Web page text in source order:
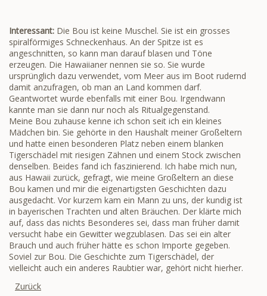
Interessant: Die Bou ist keine Muschel. Sie ist ein grosses
spiralförmiges Schneckenhaus. An der Spitze ist es
angeschnitten, so kann man darauf blasen und Töne
erzeugen. Die Hawaiianer nennen sie so. Sie wurde
ursprünglich dazu verwendet, vom Meer aus im Boot rudernd
damit anzufragen, ob man an Land kommen darf.
Geantwortet wurde ebenfalls mit einer Bou. Irgendwann
kannte man sie dann nur noch als Ritualgegenstand.
Meine Bou zuhause kenne ich schon seit ich ein kleines
Mädchen bin. Sie gehörte in den Haushalt meiner Großeltern
und hatte einen besonderen Platz neben einem blanken
Tigerschädel mit riesigen Zähnen und einem Stock zwischen
denselben. Beides fand ich faszinierend. Ich habe mich nun,
aus Hawaii zurück, gefragt, wie meine Großeltern an diese
Bou kamen und mir die eigenartigsten Geschichten dazu
ausgedacht. Vor kurzem kam ein Mann zu uns, der kundig ist
in bayerischen Trachten und alten Bräuchen. Der klärte mich
auf, dass das nichts Besonderes sei, dass man früher damit
versucht habe ein Gewitter wegzublasen. Das sei ein alter
Brauch und auch früher hätte es schon Importe gegeben.
Soviel zur Bou. Die Geschichte zum Tigerschädel, der
vielleicht auch ein anderes Raubtier war, gehört nicht hierher.
Zurück